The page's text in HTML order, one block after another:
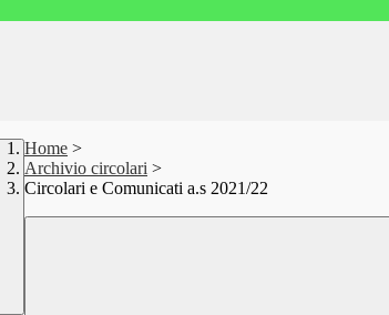
Home >
Archivio circolari >
Circolari e Comunicati a.s 2021/22